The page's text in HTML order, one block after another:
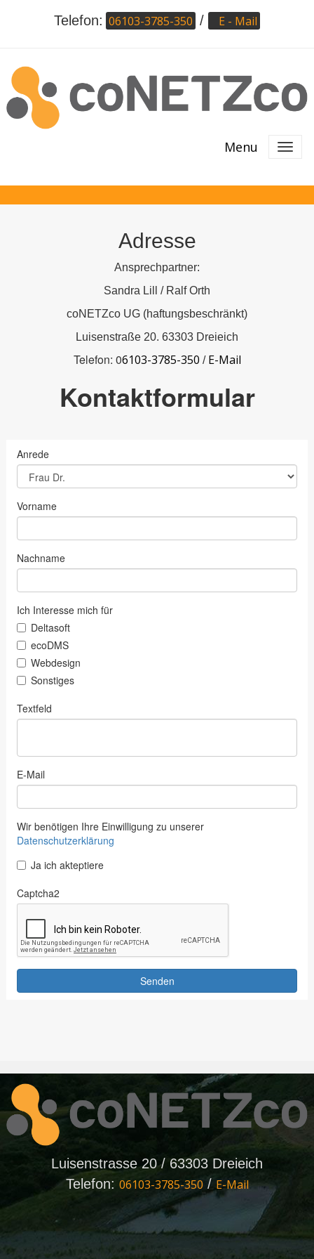
Telefon: 06103-3785-350 / E - Mail
Menu
Adresse
Ansprechpartner:
Sandra Lill / Ralf Orth
coNETZco UG (haftungsbeschränkt)
Luisenstraße 20. 63303 Dreieich
Telefon: 06103-3785-350 / E-Mail
Kontaktformular
Luisenstrasse 20 / 63303 Dreieich
Telefon: 06103-3785-350 / E-Mail